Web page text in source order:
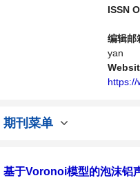
术创新
者、科
科学领
ISSN
编辑邮
yan
https://
期刊菜单
基于Voronoi模型的泡沫铝